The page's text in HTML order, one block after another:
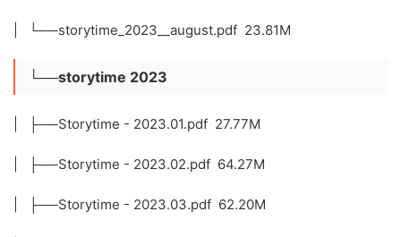
| └──storytime_2023__august.pdf 23.81M
└──storytime 2023
| ├──Storytime - 2023.01.pdf 27.77M
| ├──Storytime - 2023.02.pdf 64.27M
| ├──Storytime - 2023.03.pdf 62.20M